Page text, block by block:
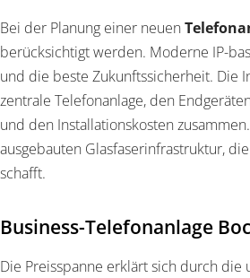
Bei der Planung einer neuen
berücksichtigt werden. Moderne IP-
und die beste Zukunftssicherheit. Die
zentrale Telefonanlage, den
und den Installationskosten
ausgebauten Glasfaserinfrastruktur,
schafft.
Business-Telefonanlage
Die Preisspanne erklärt sich durch die